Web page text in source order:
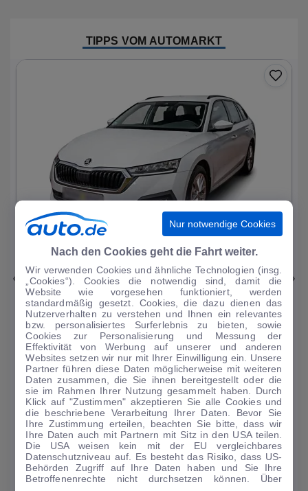
TIPPS VOM AUTOMARKT
|11
Skoda Octavia
Ambition PHEV
51.093 km· 03/2023· Hybrid·Automatik
Finanzierung Kaufen
224€/mtl.
Guter Preis4
0 € Anzahlung ·60 Monate ·Finanzierungs-Details
Angebot anfragen Rate anpassen
49,9 kWh/100 km + 19,9 l/100 km (gew., komb.) · 19,9 l/100 km (entl.) ·
CO₂ 499 g/km · Klasse G (gew.) / G (entl.)*
Nur notwendige Cookies
Nach den Cookies geht die Fahrt weiter.
Wir verwenden Cookies und ähnliche Technologien (insg.
„Cookies“). Cookies die notwendig sind, damit die
Website wie vorgesehen funktioniert, werden
standardmäßig gesetzt. Cookies, die dazu dienen das
Nutzerverhalten zu verstehen und Ihnen ein relevantes
bzw. personalisiertes Surferlebnis zu bieten, sowie
Cookies zur Personalisierung und Messung der
Effektivität von Werbung auf unserer und anderen
Websites setzen wir nur mit Ihrer Einwilligung ein. Unsere
Partner führen diese Daten möglicherweise mit weiteren
Daten zusammen, die Sie ihnen bereitgestellt oder die
sie im Rahmen Ihrer Nutzung gesammelt haben. Durch
Klick auf "Zustimmen" akzeptieren Sie alle Cookies und
die beschriebene Verarbeitung Ihrer Daten. Bevor Sie
Ihre Zustimmung erteilen, beachten Sie bitte, dass wir
Ihre Daten auch mit Partnern mit Sitz in den USA teilen.
Die USA weisen kein mit der EU vergleichbares
Datenschutzniveau auf. Es besteht das Risiko, dass US-
Behörden Zugriff auf Ihre Daten haben und Sie Ihre
Betroffenenrechte nicht durchsetzen können. Über